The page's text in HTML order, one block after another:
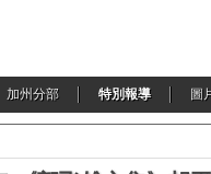
加州分部 特別報導 圖